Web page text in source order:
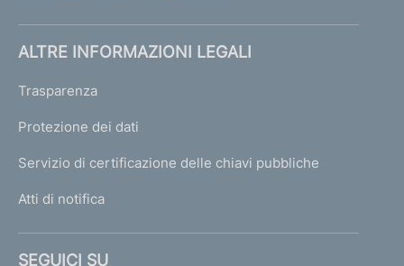
ALTRE INFORMAZIONI LEGALI
Trasparenza
Protezione dei dati
Servizio di certificazione delle chiavi pubbliche
Atti di notifica
SEGUICI SU